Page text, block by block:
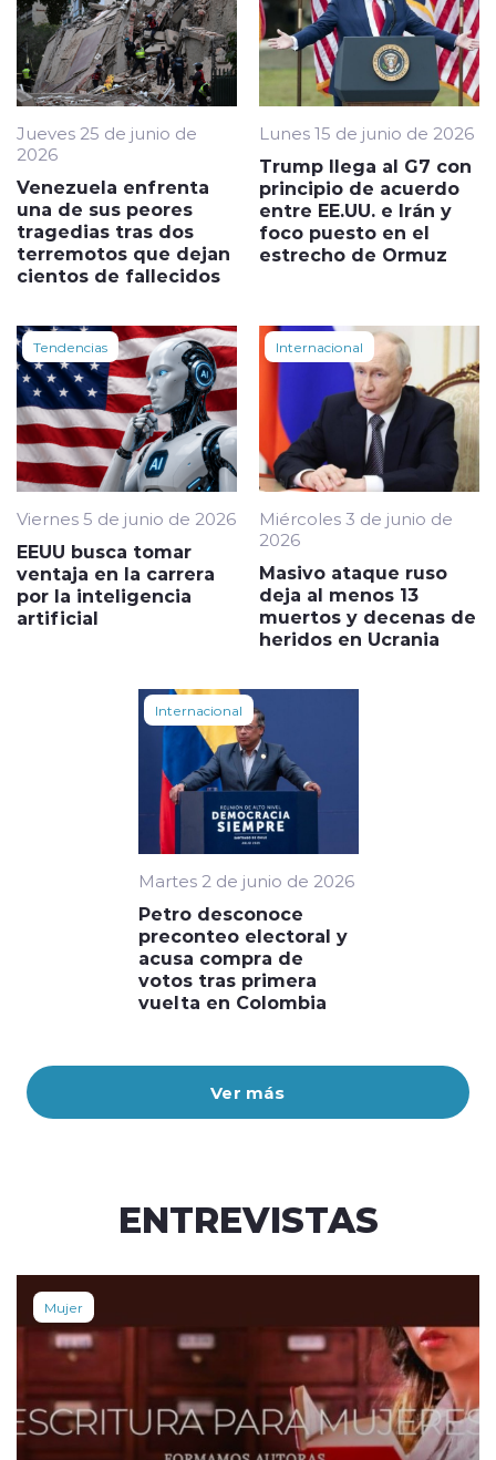
Ver más
Jueves 25 de junio de
2026
Venezuela enfrenta
una de sus peores
tragedias tras dos
terremotos que dejan
cientos de fallecidos
Lunes 15 de junio de 2026
Trump llega al G7 con
principio de acuerdo
entre EE.UU. e Irán y
foco puesto en el
estrecho de Ormuz
Tendencias
Viernes 5 de junio de 2026
EEUU busca tomar
ventaja en la carrera
por la inteligencia
artificial
Internacional
Miércoles 3 de junio de
2026
Masivo ataque ruso
deja al menos 13
muertos y decenas de
heridos en Ucrania
Internacional
Martes 2 de junio de 2026
Petro desconoce
preconteo electoral y
acusa compra de
votos tras primera
vuelta en Colombia
ENTREVISTAS
Mujer